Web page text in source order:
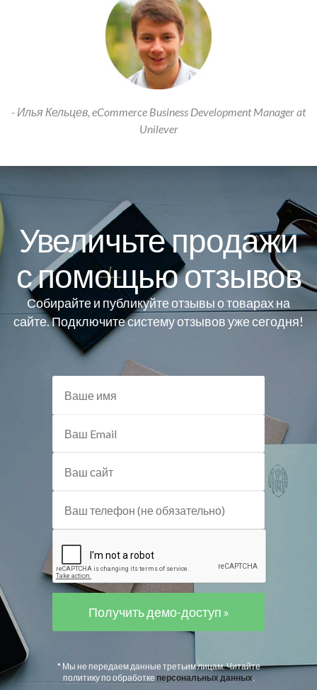
- Илья Кельцев, eCommerce Business Development Manager at
Unilever
Увеличьте продажи
с помощью отзывов
Собирайте и публикуйте отзывы о товарах на
сайте. Подключите систему отзывов уже сегодня!
* Мы не передаем данные третьим лицам. Читайте
политику по обработке персональных данных.